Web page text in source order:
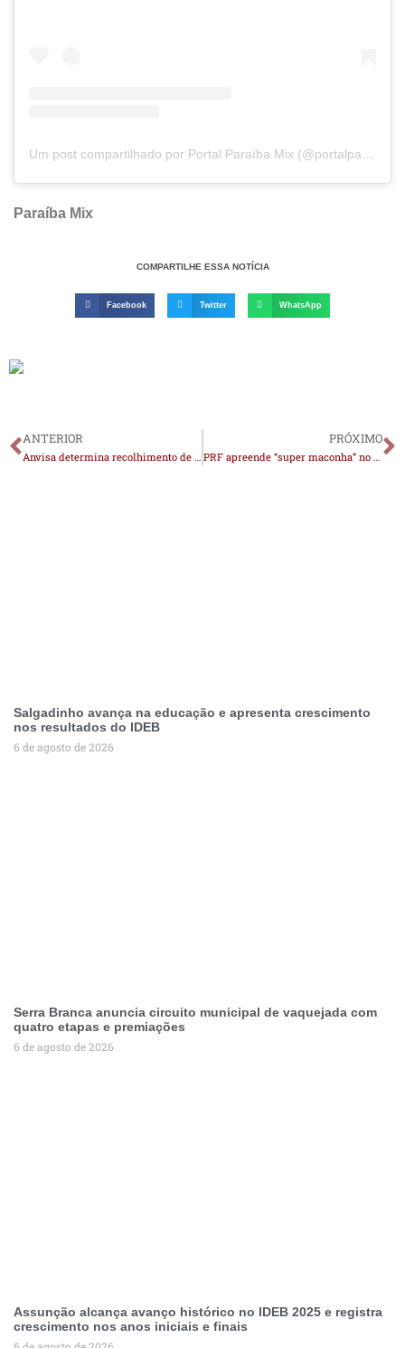
Um post compartilhado por Portal Paraíba Mix (@portalparaibamix)
Paraíba Mix
COMPARTILHE ESSA NOTÍCIA
Facebook Twitter WhatsApp
ANTERIOR
Anvisa determina recolhimento de lote de água mineral Crystal após identificação de bactéria
PRÓXIMO
PRF apreende “super maconha” no Cariri que seria destinada ao São João de Campina Grande
Salgadinho avança na educação e apresenta crescimento
nos resultados do IDEB
6 de agosto de 2026
Serra Branca anuncia circuito municipal de vaquejada com
quatro etapas e premiações
6 de agosto de 2026
Assunção alcança avanço histórico no IDEB 2025 e registra
crescimento nos anos iniciais e finais